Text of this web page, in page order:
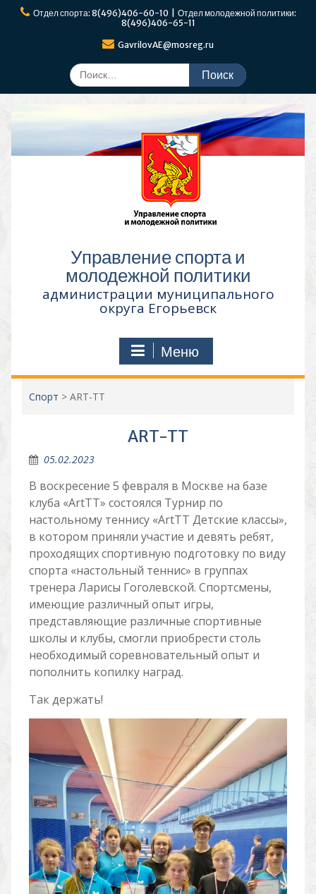
ПерейтиОтдел спорта: 8(496)406-60-10 | Отдел молодежной политики:
8(496)406-65-11
GavrilovAE@mosreg.ru
Поиск
по:
Управление спорта и
молодежной политики
администрации муниципального
округа Егорьевск
Меню
Спорт > ART-TT
ART-TT
05.02.2023
В воскресение 5 февраля в Москве на базе
клуба «ArtTT» состоялся Турнир по
настольному теннису «ArtTT Детские классы»,
в котором приняли участие и девять ребят,
проходящих спортивную подготовку по виду
спорта «настольный теннис» в группах
тренера Ларисы Гоголевской. Спортсмены,
имеющие различный опыт игры,
представляющие различные спортивные
школы и клубы, смогли приобрести столь
необходимый соревновательный опыт и
пополнить копилку наград.
Так держать!